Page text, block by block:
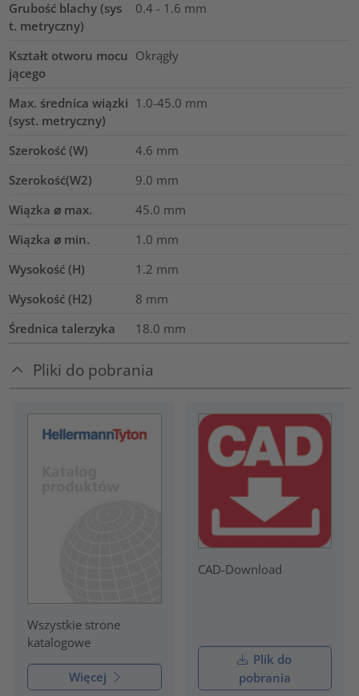
Grubość blachy (sys
t. metryczny)
0.4 - 1.6 mm
Kształt otworu mocu
jącego
Okrągły
Max. średnica wiązki
(syst. metryczny)
1.0-45.0 mm
Szerokość (W) 4.6 mm
Szerokość(W2)
9.0 mm
Wiązka ⌀ max.
45.0 mm
Wiązka ⌀ min.
1.0 mm
Wysokość (H)
1.2 mm
Wysokość (H2)
8 mm
Średnica talerzyka
18.0 mm
Pliki do pobrania
Wszystkie strone
katalogowe
Więcej
CAD-Download
Plik do
pobrania